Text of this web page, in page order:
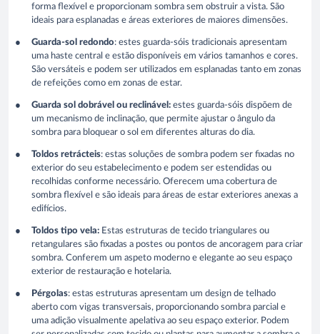
forma flexível e proporcionam sombra sem obstruir a vista. São
ideais para esplanadas e áreas exteriores de maiores dimensões.
Guarda-sol redondo: estes guarda-sóis tradicionais apresentam
uma haste central e estão disponíveis em vários tamanhos e cores.
São versáteis e podem ser utilizados em esplanadas tanto em zonas
de refeições como em zonas de estar.
Guarda sol dobrável ou reclinável: estes guarda-sóis dispõem de
um mecanismo de inclinação, que permite ajustar o ângulo da
sombra para bloquear o sol em diferentes alturas do dia.
Toldos retrácteis: estas soluções de sombra podem ser fixadas no
exterior do seu estabelecimento e podem ser estendidas ou
recolhidas conforme necessário. Oferecem uma cobertura de
sombra flexível e são ideais para áreas de estar exteriores anexas a
edifícios.
Toldos tipo vela: Estas estruturas de tecido triangulares ou
retangulares são fixadas a postes ou pontos de ancoragem para criar
sombra. Conferem um aspeto moderno e elegante ao seu espaço
exterior de restauração e hotelaria.
Pérgolas: estas estruturas apresentam um design de telhado
aberto com vigas transversais, proporcionando sombra parcial e
uma adição visualmente apelativa ao seu espaço exterior. Podem